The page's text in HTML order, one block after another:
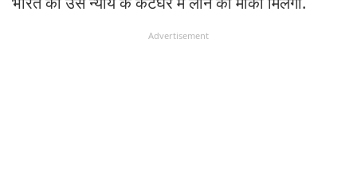
Advertisement